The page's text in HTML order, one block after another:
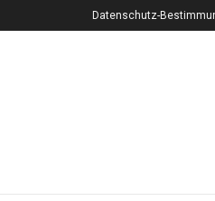
Datenschutz-